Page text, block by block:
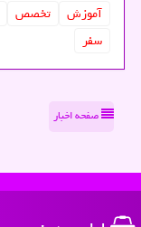
آموزش تخصص
سفر
صفحه اخبار